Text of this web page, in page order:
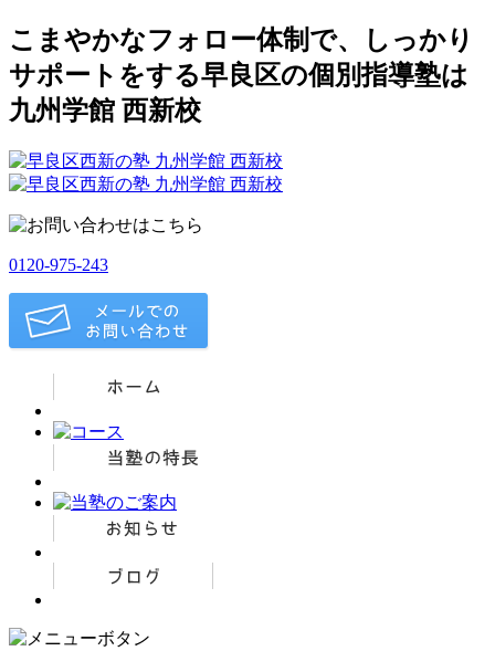
こまやかなフォロー体制で、しっかり
サポートをする早良区の個別指導塾は
九州学館 西新校
0120-975-243